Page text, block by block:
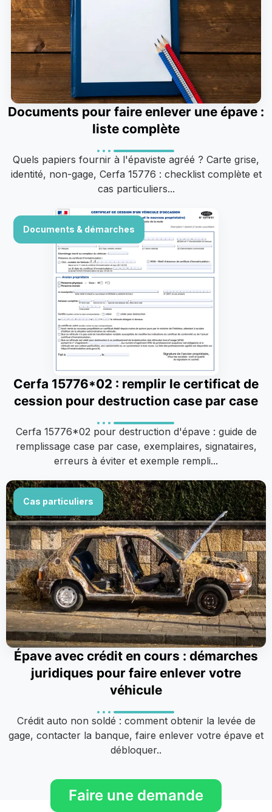
Documents pour faire enlever une épave :
liste complète
Quels papiers fournir à l'épaviste agréé ? Carte grise,
identité, non-gage, Cerfa 15776 : checklist complète et
cas particuliers...
Documents & démarches
Cerfa 15776*02 : remplir le certificat de
cession pour destruction case par case
Cerfa 15776*02 pour destruction d'épave : guide de
remplissage case par case, exemplaires, signataires,
erreurs à éviter et exemple rempli...
Cas particuliers
Épave avec crédit en cours : démarches
juridiques pour faire enlever votre
véhicule
Crédit auto non soldé : comment obtenir la levée de
gage, contacter la banque, faire enlever votre épave et
débloquer..
Faire une demande